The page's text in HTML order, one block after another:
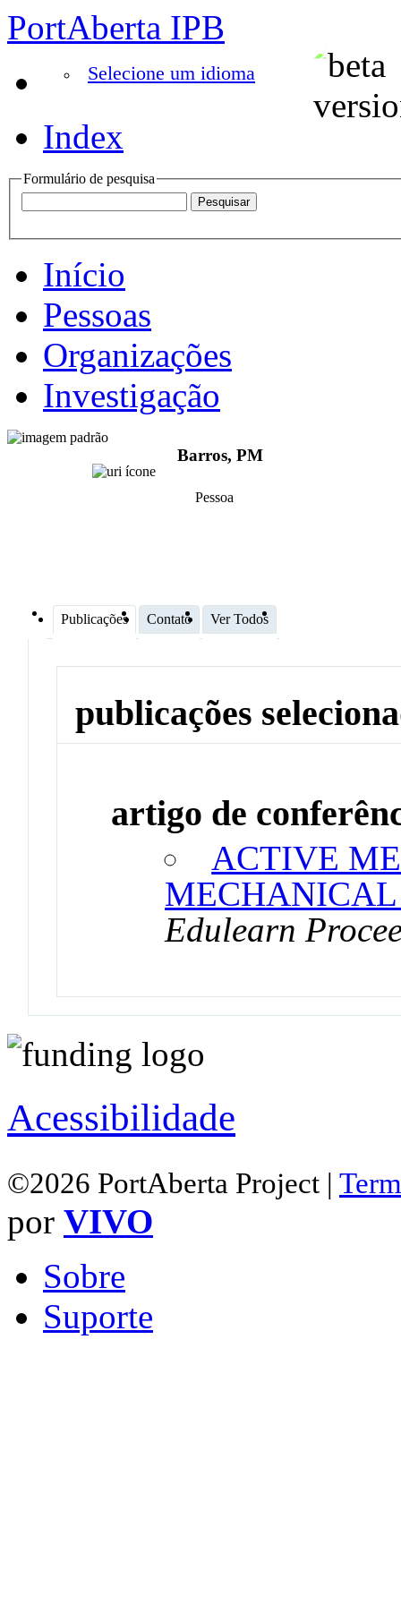
PortAberta IPB
Selecione um idioma
Index
Formulário de pesquisa
Início
Pessoas
Organizações
Investigação
Barros, PM
Pessoa
Publicações Contato Ver Todos
publicações
artigo de
ACTIVE
Edulearn
Acessibilidade
©2026 PortAberta Project |
por VIVO
Sobre
Suporte